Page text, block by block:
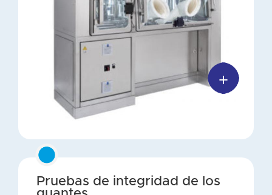
Pruebas de integridad de los